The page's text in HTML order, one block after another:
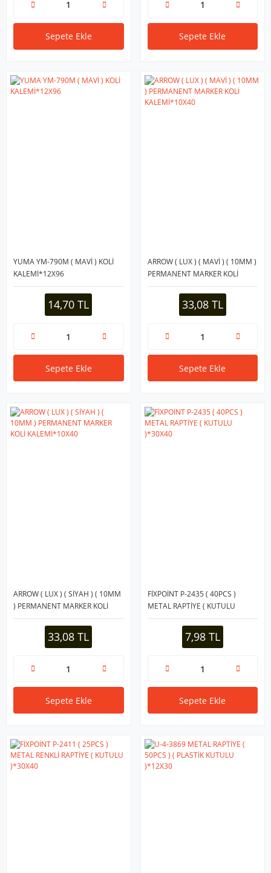
Sepete Ekle Sepete Ekle
YUMA YM-790M ( MAVİ ) KOLİ
KALEMİ*12X96
14,70 TL
Sepete Ekle
ARROW ( LUX ) ( MAVİ ) ( 10MM )
PERMANENT MARKER KOLİ
KALEMİ*10X40
33,08 TL
Sepete Ekle
ARROW ( LUX ) ( SİYAH ) ( 10MM
) PERMANENT MARKER KOLİ
KALEMİ*10X40
33,08 TL
Sepete Ekle
FİXPOİNT P-2435 ( 40PCS )
METAL RAPTİYE ( KUTULU
)*30X40
7,98 TL
Sepete Ekle